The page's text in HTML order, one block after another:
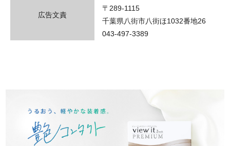
広告文責
〒289-1115
千葉県八街市八街ほ1032番地26
043-497-3389